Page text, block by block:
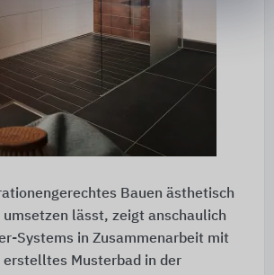
Bauen ästhetisch
lässt, zeigt anschaulich
Systems in Zusammenarbeit mit
Musterbad in der